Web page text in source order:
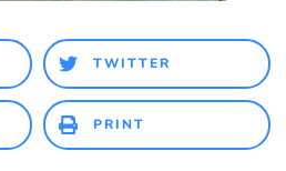
TWITTER
PRINT